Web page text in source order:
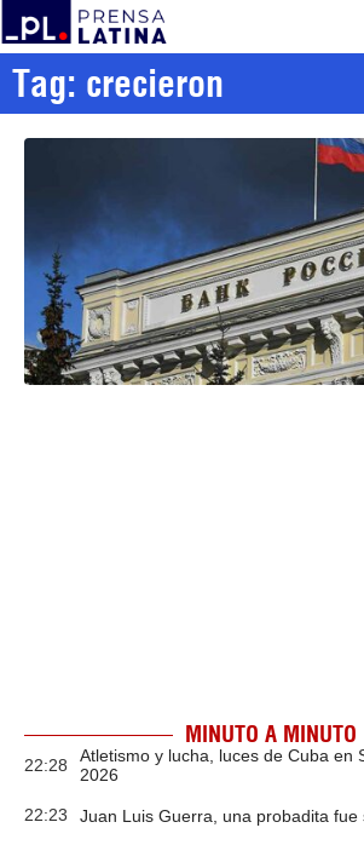
Tag: crecieron
MINUTO A MINUTO
22:28
Atletismo y lucha, luces de Cuba en
2026
22:23 Juan Luis Guerra, una probadita fue